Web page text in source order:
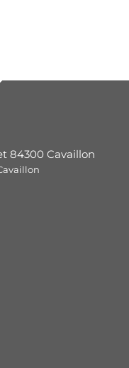
84300 Cavaillon